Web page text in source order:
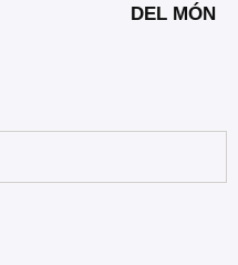
DEL MÓN